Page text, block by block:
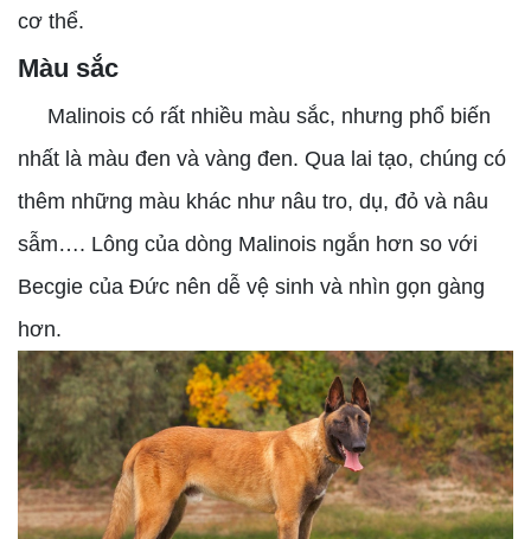
cơ thể.
Màu sắc
Malinois có rất nhiều màu sắc, nhưng phổ biến
nhất là màu đen và vàng đen. Qua lai tạo, chúng có
thêm những màu khác như nâu tro, dụ, đỏ và nâu
sẫm…. Lông của dòng Malinois ngắn hơn so với
Becgie của Đức nên dễ vệ sinh và nhìn gọn gàng
hơn.